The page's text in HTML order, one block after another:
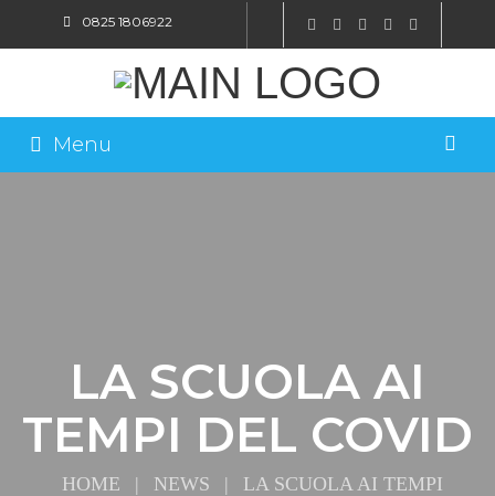
0825 1806922
Menu
LA SCUOLA AI
TEMPI DEL COVID
HOME | NEWS |
LA SCUOLA AI TEMPI